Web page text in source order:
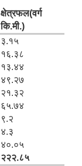
क्षेत्रफल(वर्ग
कि.मी.)
३.१५
१६.३८
१३.४४
४९.२७
२१.३२
६५.७४
९.२
४.३
४०.०५
२२२.८५